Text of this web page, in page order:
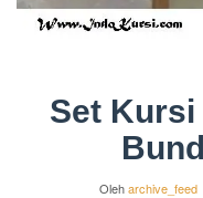
Set
Oleharchive_feed